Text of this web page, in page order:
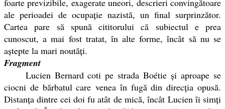
ale perioadei de ocupaţie nazistă, un final surprinzător.
Cartea pare să spună cititorului că subiectul e prea
cunoscut, a mai fost tratat, în alte forme, încât să nu se
aştepte la mari noutăţi.
Fragment
Lucien Bernard coti pe strada Boétie și aproape se
ciocni de bărbatul care venea în fugă din direcția opusă.
Distanța dintre cei doi fu atât de mică, încât Lucien îi simți